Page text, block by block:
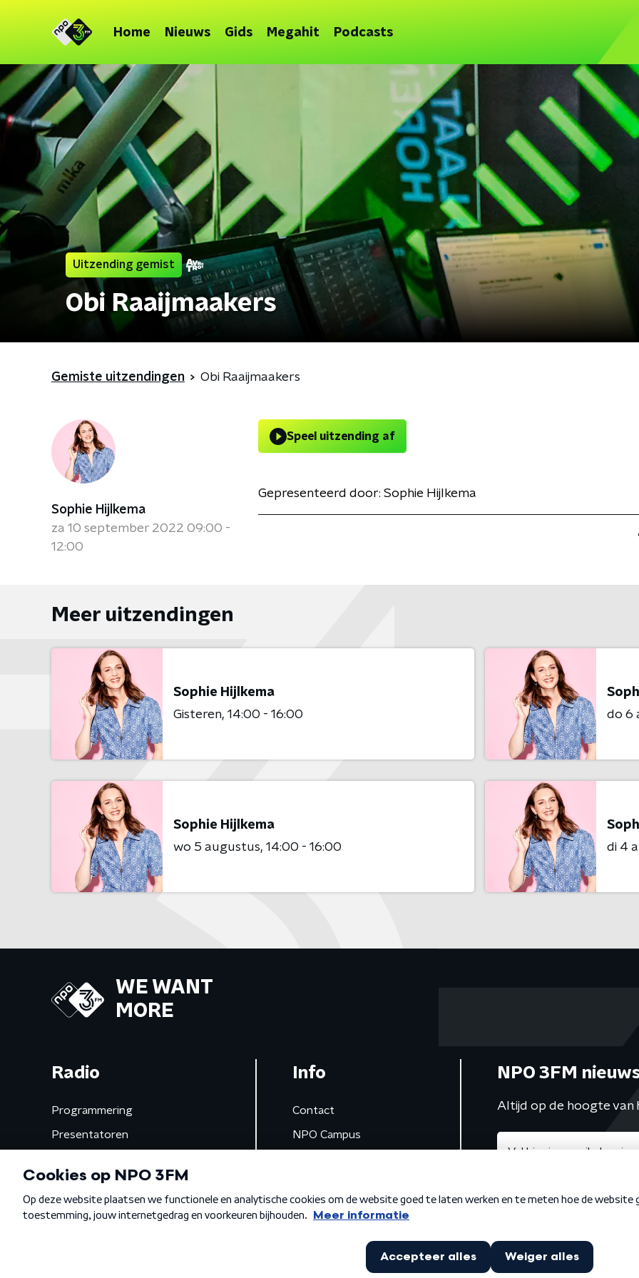
Home Nieuws Gids Megahit Podcasts
Uitzending gemist
Obi Raaijmaakers
Gemiste uitzendingen Obi Raaijmaakers
Sophie Hijlkema
za 10 september 2022 09:00 -
12:00
Speel uitzending af
Gepresenteerd door: Sophie Hijlkema
Meer uitzendingen
Sophie Hijlkema
Gisteren 14:00 - 16:00
do 6
Sophie Hijlkema
wo 5 augustus 14:00 - 16:00
di 4
WE WANT
MORE
Radio
Programmering
Presentatoren
Gemist
Info
Contact
NPO Campus
NPO 3FM
Altijd op de hoogte van
Algemene voorwaarden Privacybeleid